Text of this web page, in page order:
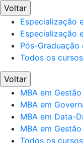
Voltar
Especialização
Especialização
Pós-
Todos os cursos
Voltar
MBA em
MBA em
MBA em Data-
MBA em
Todos os cursos